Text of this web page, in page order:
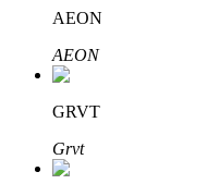
了解如何賺取穩定收入
Bitrue
AEON
AEON
GRVT
Grvt